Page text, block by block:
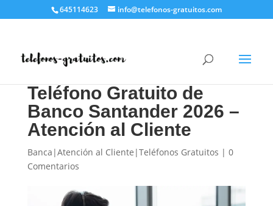
645114623 info@telefonos-gratuitos.com
Teléfono Gratuito de
Banco Santander 2026 –
Atención al Cliente
Banca|Atención al Cliente|Teléfonos Gratuitos | 0
Comentarios